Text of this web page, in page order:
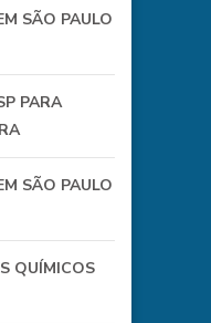
SÃO PAULO
PARA
SÃO PAULO
QUÍMICOS